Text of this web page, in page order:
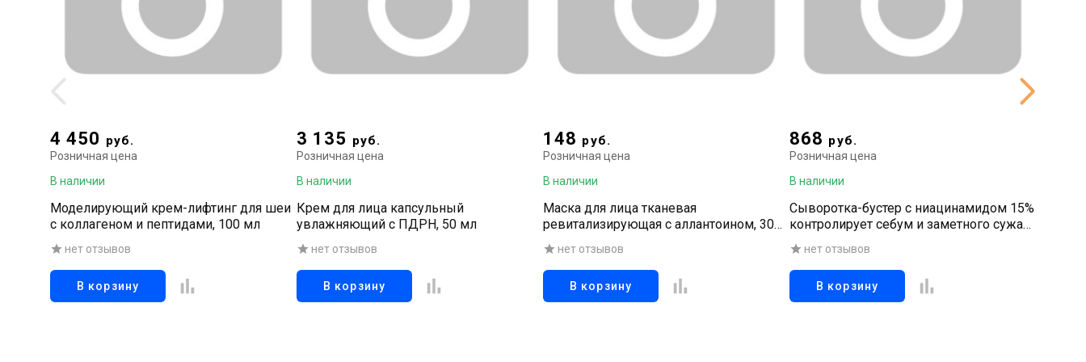
4 450 руб.
Розничная цена
В наличии
Моделирующий крем-лифтинг для шеи
с коллагеном и пептидами, 100 мл
нет отзывов
В корзину
3 135 руб.
Розничная цена
В наличии
Крем для лица капсульный
увлажняющий с ПДРН, 50 мл
нет отзывов
В корзину
148 руб.
Розничная цена
В наличии
Маска для лица тканевая
ревитализирующая с аллантоином, 30
нет отзывов
В корзину
868 руб.
Розничная цена
В наличии
Сыворотка-бустер с ниацинамидом 15%
контролирует себум и заметного сужает
нет отзывов
В корзину